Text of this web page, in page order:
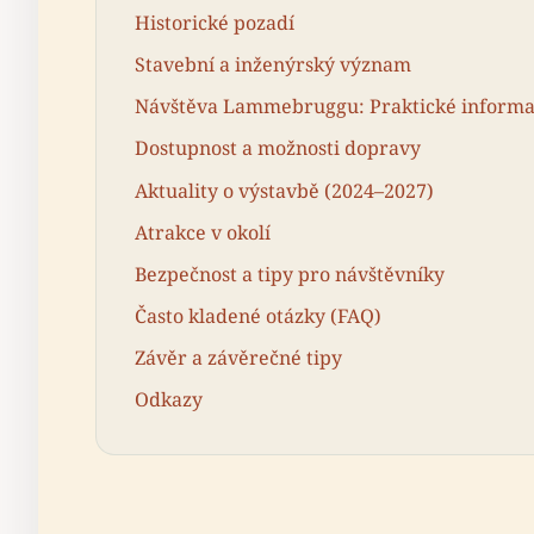
Historické pozadí
Stavební a inženýrský význam
Návštěva Lammebruggu: Praktické
Dostupnost a možnosti dopravy
Aktuality o výstavbě (2024–2027)
Atrakce v okolí
Bezpečnost a tipy pro návštěvníky
Často kladené otázky (FAQ)
Závěr a závěrečné tipy
Odkazy